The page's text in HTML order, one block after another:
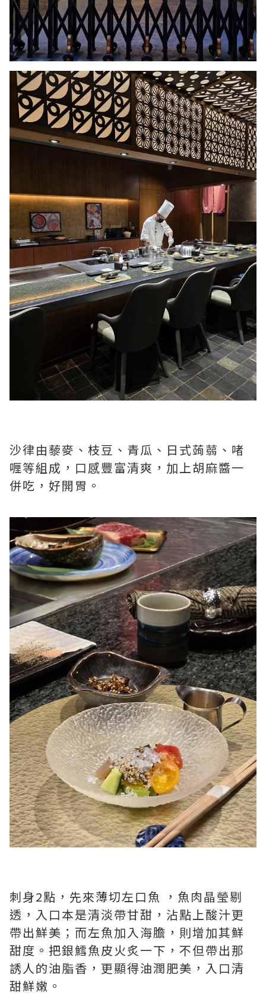
沙律由藜麥、枝豆、青瓜、日式蒟蒻、啫
喱等組成，口感豐富清爽，加上胡麻醬一
併吃，好開胃。
刺身2點，先來薄切左口魚 ，魚肉晶瑩剔
透，入口本是清淡帶甘甜，沾點上酸汁更
帶出鮮美；而左魚加入海膽，則增加其鮮
甜度。把銀鱈魚皮火炙一下，不但帶出那
誘人的油脂香，更顯得油潤肥美，入口清
甜鮮嫩。